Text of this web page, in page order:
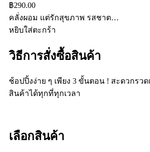
฿290.00
คลั่งผอม แต่รักสุขภาพ รสชาต…
หยิบใส่ตะกร้า
วิธีการสั่งซื้อสินค้า
ช้อปปิ้งง่าย ๆ เพียง 3 ขั้นตอน ! สะดวกรว
สินค้าได้ทุกที่ทุกเวลา
เลือกสินค้า